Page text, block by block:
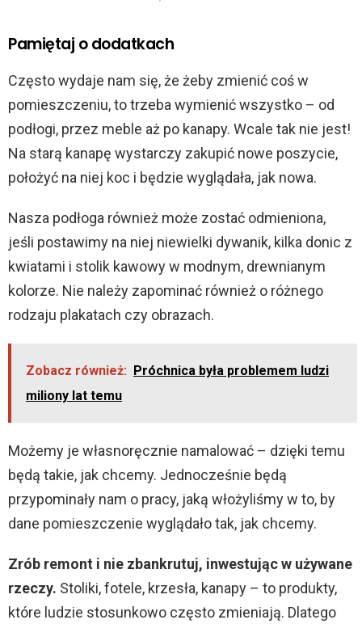
Pamiętaj o dodatkach
Często wydaje nam się, że żeby zmienić coś w
pomieszczeniu, to trzeba wymienić wszystko – od
podłogi, przez meble aż po kanapy. Wcale tak nie jest!
Na starą kanapę wystarczy zakupić nowe poszycie,
położyć na niej koc i będzie wyglądała, jak nowa.
Nasza podłoga również może zostać odmieniona,
jeśli postawimy na niej niewielki dywanik, kilka donic z
kwiatami i stolik kawowy w modnym, drewnianym
kolorze. Nie należy zapominać również o różnego
rodzaju plakatach czy obrazach.
Zobacz również:
Próchnica była problemem ludzi
miliony lat temu
Możemy je własnoręcznie namalować – dzięki temu
będą takie, jak chcemy. Jednocześnie będą
przypominały nam o pracy, jaką włożyliśmy w to, by
dane pomieszczenie wyglądało tak, jak chcemy.
Zrób remont i nie zbankrutuj, inwestując w używane
rzeczy. Stoliki, fotele, krzesła, kanapy – to produkty,
które ludzie stosunkowo często zmieniają. Dlatego